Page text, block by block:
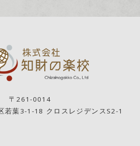
〒261-0014
若葉3-1-18 クロスレジデンスS2-1